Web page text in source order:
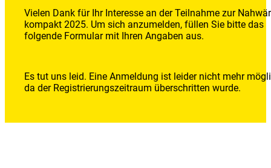
Vielen Dank für Ihr Interesse an der Teilnahme zur
kompakt 2025. Um sich anzumelden, füllen Sie bitte das
folgende Formular mit Ihren Angaben aus.
Es tut uns leid. Eine Anmeldung ist leider nicht mehr
da der Registrierungszeitraum überschritten wurde.